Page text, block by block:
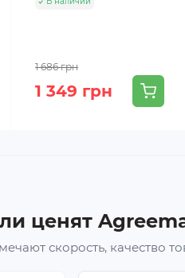
1 686 грн
1 349 грн
ценят
скорость, качество